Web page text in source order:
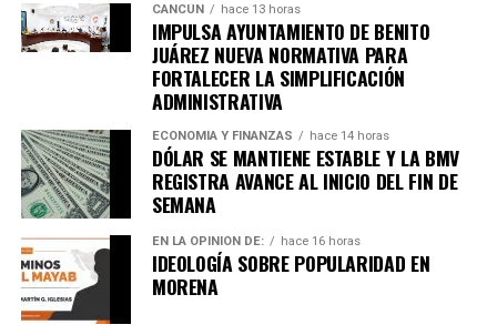
Recibe las noticias al instante
CANCÚN hace 13 horas
IMPULSA AYUNTAMIENTO DE BENITO
JUÁREZ NUEVA NORMATIVA PARA
FORTALECER LA SIMPLIFICACIÓN
ADMINISTRATIVA
ECONOMÍA Y FINANZAS hace 14 horas
DÓLAR SE MANTIENE ESTABLE Y LA BMV
REGISTRA AVANCE AL INICIO DEL FIN DE
SEMANA
EN LA OPINIÓN DE: hace 16 horas
IDEOLOGÍA SOBRE POPULARIDAD EN
MORENA